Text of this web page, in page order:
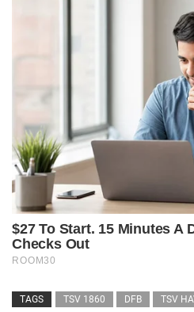
TAGS TSV 1860 DFB TSV